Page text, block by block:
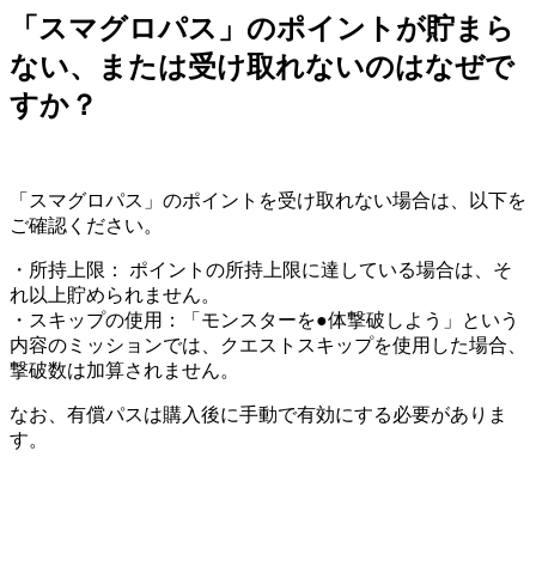
「スマグロパス」のポイントが貯まら
ない、または受け取れないのはなぜで
すか？
「スマグロパス」のポイントを受け取れない場合は、以下を
ご確認ください。
・所持上限： ポイントの所持上限に達している場合は、そ
れ以上貯められません。
・スキップの使用：「モンスターを●体撃破しよう」という
内容のミッションでは、クエストスキップを使用した場合、
撃破数は加算されません。
なお、有償パスは購入後に手動で有効にする必要がありま
す。